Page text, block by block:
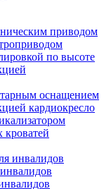
приводом
по высоте
оснащением
кардиокресло
кроватей
инвалидов